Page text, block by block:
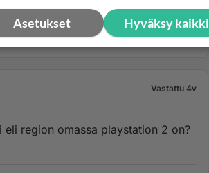
1 712 0
Vastattu 4v
region omassa playstation 2 on?
Hyväksy kaikki
Asetukset